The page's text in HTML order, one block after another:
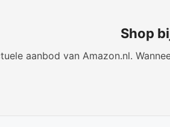
Shop
aanbod van Amazon.nl.